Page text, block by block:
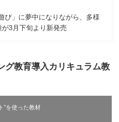
び」に夢中になりながら、多様
3月下旬より新発売
グ教育導入カリキュラム教
”を使った教材